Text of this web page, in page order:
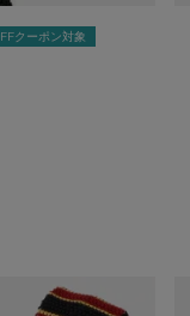
クーポン対象